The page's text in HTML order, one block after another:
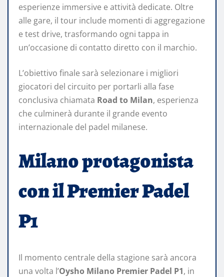
esperienze immersive e attività dedicate. Oltre
alle gare, il tour include momenti di aggregazione
e test drive, trasformando ogni tappa in
un’occasione di contatto diretto con il marchio.
L’obiettivo finale sarà selezionare i migliori
giocatori del circuito per portarli alla fase
conclusiva chiamata Road to Milan, esperienza
che culminerà durante il grande evento
internazionale del padel milanese.
Milano protagonista
con il Premier Padel
P1
Il momento centrale della stagione sarà ancora
una volta l’Oysho Milano Premier Padel P1, in